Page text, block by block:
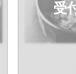
受